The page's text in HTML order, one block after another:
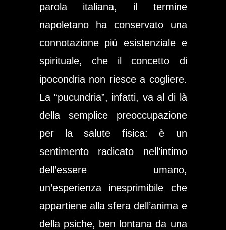
parola italiana, il termine
napoletano ha conservato una
connotazione più esistenziale e
spirituale, che il concetto di
ipocondria non riesce a cogliere.
La “pucundria”, infatti, va al di là
della semplice preoccupazione
per la salute fisica: è un
sentimento radicato nell’intimo
dell’essere umano,
un’esperienza inesprimibile che
appartiene alla sfera dell’anima e
della psiche, ben lontana da una